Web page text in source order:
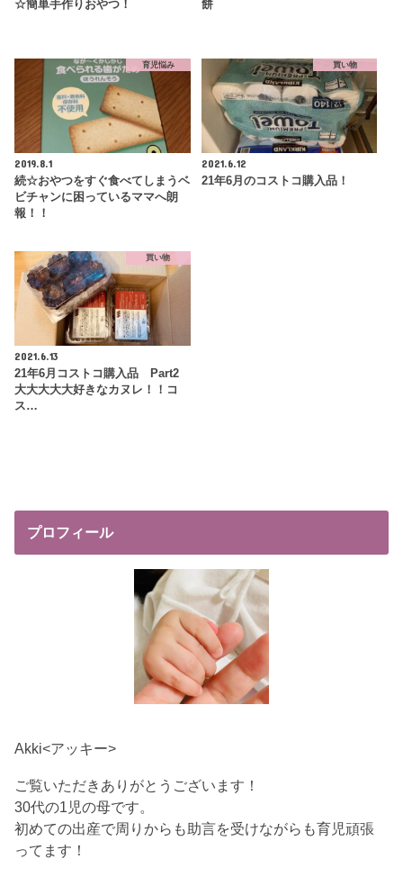
☆簡単手作りおやつ！ 餅
育児悩み
2019.8.1
続☆おやつをすぐ食べてしまうベ
ビチャンに困っているママへ朗
報！！
買い物
2021.6.12
21年6月のコストコ購入品！
買い物
2021.6.13
21年6月コストコ購入品 Part2
大大大大大好きなカヌレ！！コ
ス…
プロフィール
Akki<アッキー>
ご覧いただきありがとうございます！
30代の1児の母です。
初めての出産で周りからも助言を受けながらも育児頑張
ってます！